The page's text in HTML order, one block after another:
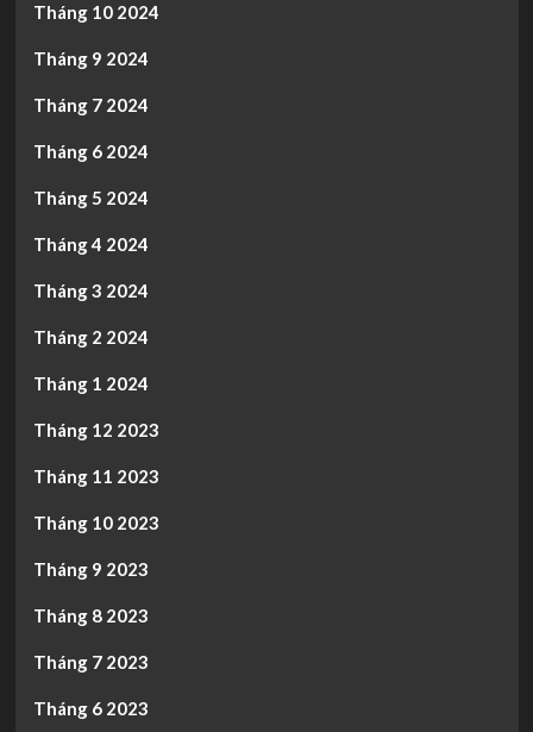
Tháng 10 2024
Tháng 9 2024
Tháng 7 2024
Tháng 6 2024
Tháng 5 2024
Tháng 4 2024
Tháng 3 2024
Tháng 2 2024
Tháng 1 2024
Tháng 12 2023
Tháng 11 2023
Tháng 10 2023
Tháng 9 2023
Tháng 8 2023
Tháng 7 2023
Tháng 6 2023